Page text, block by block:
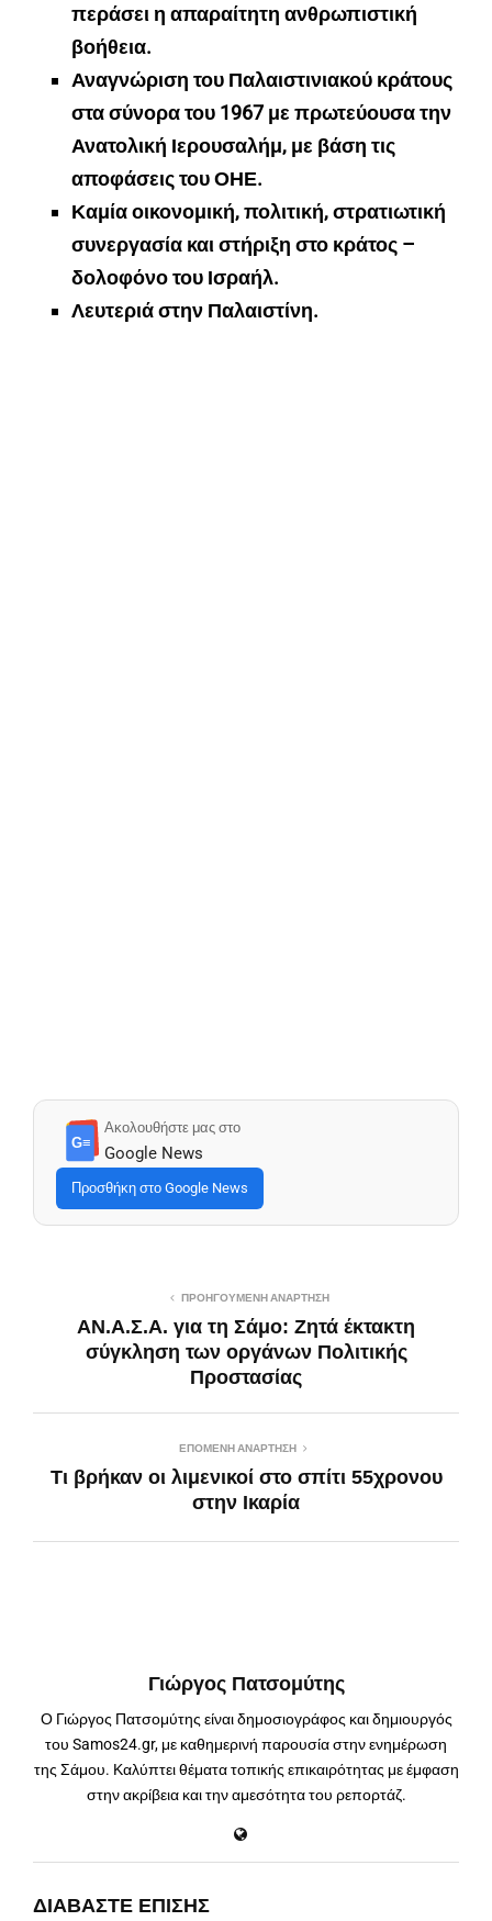
περάσει η απαραίτητη ανθρωπιστική
βοήθεια.
Αναγνώριση του Παλαιστινιακού κράτους
στα σύνορα του 1967 με πρωτεύουσα την
Ανατολική Ιερουσαλήμ, με βάση τις
αποφάσεις του ΟΗΕ.
Καμία οικονομική, πολιτική, στρατιωτική
συνεργασία και στήριξη στο κράτος –
δολοφόνο του Ισραήλ.
Λευτεριά στην Παλαιστίνη.
G≡
Ακολουθήστε μας στο
Google News
Προσθήκη στο Google News
ΠΡΟΗΓΟΎΜΕΝΗ ΑΝΆΡΤΗΣΗ
ΑΝ.Α.Σ.Α. για τη Σάμο: Ζητά έκτακτη
σύγκληση των οργάνων Πολιτικής
Προστασίας
ΕΠΌΜΕΝΗ ΑΝΆΡΤΗΣΗ
Τι βρήκαν οι λιμενικοί στο σπίτι 55χρονου
στην Ικαρία
Γιώργος Πατσομύτης
Ο Γιώργος Πατσομύτης είναι δημοσιογράφος και δημιουργός
του Samos24.gr, με καθημερινή παρουσία στην ενημέρωση
της Σάμου. Καλύπτει θέματα τοπικής επικαιρότητας με έμφαση
στην ακρίβεια και την αμεσότητα του ρεπορτάζ.
ΔΙΑΒΆΣΤΕ ΕΠΊΣΗΣ